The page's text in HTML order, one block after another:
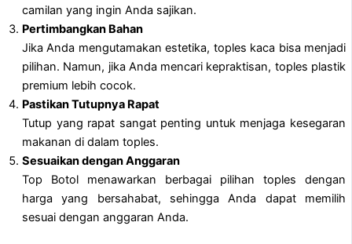
camilan yang ingin Anda sajikan.
Pertimbangkan Bahan
Jika Anda mengutamakan estetika, toples kaca bisa menjadi
pilihan. Namun, jika Anda mencari kepraktisan, toples plastik
premium lebih cocok.
Pastikan Tutupnya Rapat
Tutup yang rapat sangat penting untuk menjaga kesegaran
makanan di dalam toples.
Sesuaikan dengan Anggaran
Top Botol menawarkan berbagai pilihan toples dengan
harga yang bersahabat, sehingga Anda dapat memilih
sesuai dengan anggaran Anda.